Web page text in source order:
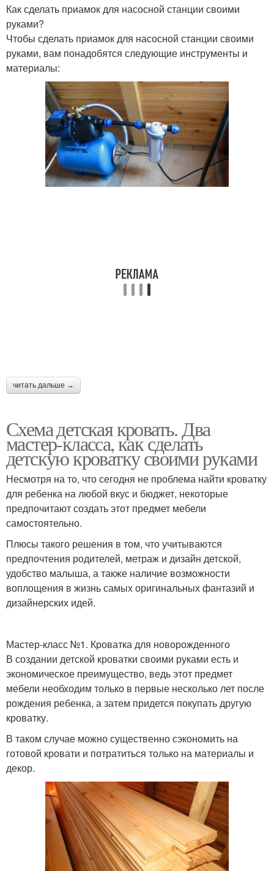
Как сделать приамок для насосной станции своими
руками?
Чтобы сделать приамок для насосной станции своими
руками, вам понадобятся следующие инструменты и
материалы:
читать дальше →
Схема детская кровать. Два
мастер-класса, как сделать
детскую кроватку своими руками
Несмотря на то, что сегодня не проблема найти кроватку
для ребенка на любой вкус и бюджет, некоторые
предпочитают создать этот предмет мебели
самостоятельно.
Плюсы такого решения в том, что учитываются
предпочтения родителей, метраж и дизайн детской,
удобство малыша, а также наличие возможности
воплощения в жизнь самых оригинальных фантазий и
дизайнерских идей.
Мастер-класс №1. Кроватка для новорожденного
В создании детской кроватки своими руками есть и
экономическое преимущество, ведь этот предмет
мебели необходим только в первые несколько лет после
рождения ребенка, а затем придется покупать другую
кроватку.
В таком случае можно существенно сэкономить на
готовой кровати и потратиться только на материалы и
декор.